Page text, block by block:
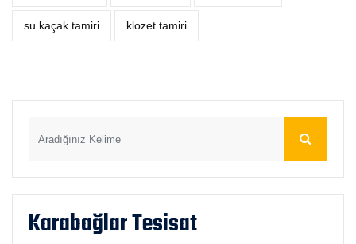
su kaçak tamiri klozet tamiri
Karabağlar Tesisat